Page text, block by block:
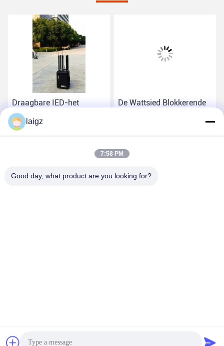
Draagbare IED-het
Blokkeren Systemen
20MHz-6GHz het Werk
Frequentie met Walkie-
De Wattsied Blokkerende
Stoorzenders voor
Antiterreur
2026 Zhejiang Zhongdeng Electronics Technology CO,LTD Alle rechten
laigz
7:58 PM
Good day, what product are you looking for?